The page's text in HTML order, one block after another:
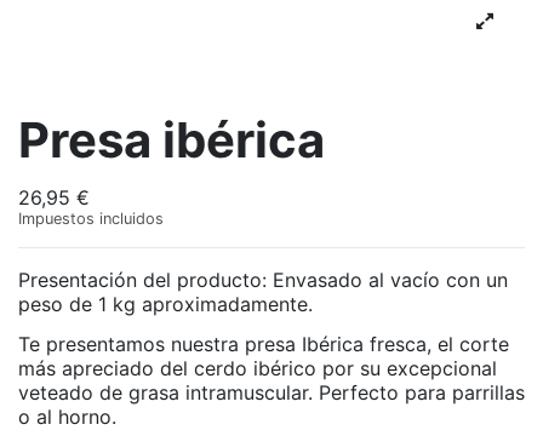
Presa ibérica
26,95 €
Impuestos incluidos
Presentación del producto: Envasado al vacío con un
peso de 1 kg aproximadamente.
Te presentamos nuestra presa Ibérica fresca, el corte
más apreciado del cerdo ibérico por su excepcional
veteado de grasa intramuscular. Perfecto para parrillas
o al horno.